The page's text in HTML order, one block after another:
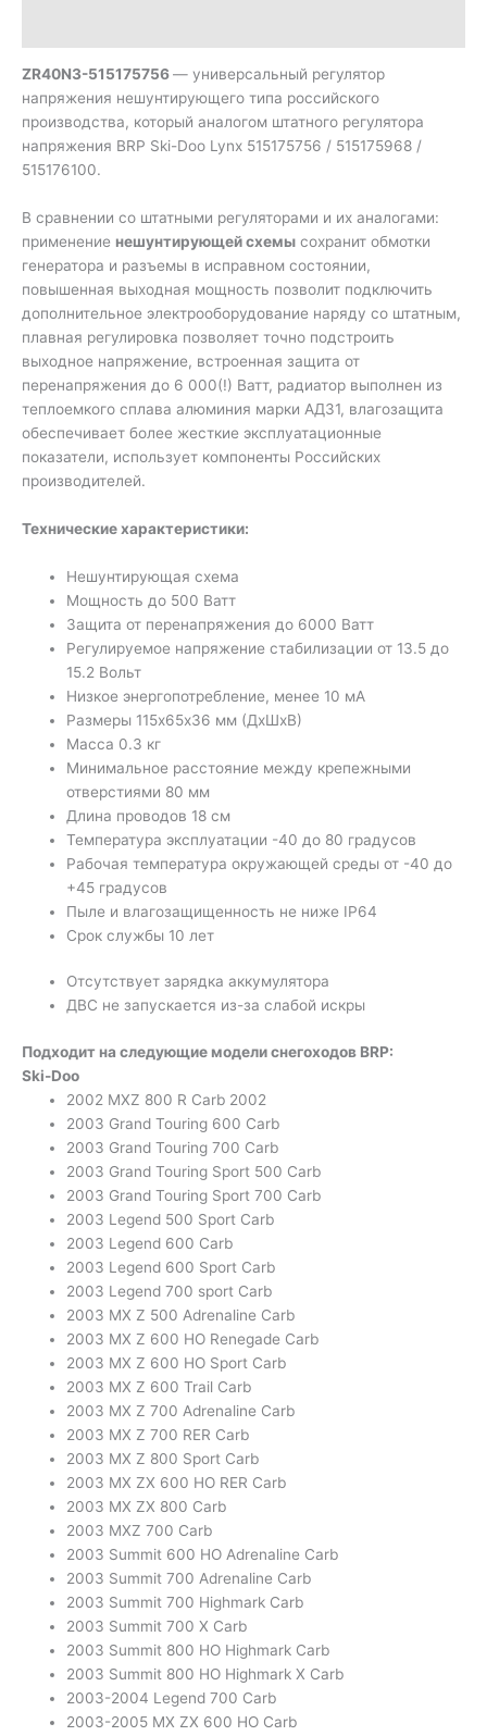
ZR40N3-515175756— универсальный регулятор
напряжения нешунтирующего типа российского
производства, который аналогом штатного регулятора
напряжения BRP Ski-Doo Lynx 515175756 / 515175968 /
515176100.
В сравнении со штатными регуляторами и их аналогами:
применение нешунтирующей схемы сохранит обмотки
генератора и разъемы в исправном состоянии,
повышенная выходная мощность позволит подключить
дополнительное электрооборудование наряду со штатным,
плавная регулировка позволяет точно подстроить
выходное напряжение, встроенная защита от
перенапряжения до 6 000(!) Ватт, радиатор выполнен из
теплоемкого сплава алюминия марки АД31, влагозащита
обеспечивает более жесткие эксплуатационные
показатели, использует компоненты Российских
производителей.
Технические характеристики:
Нешунтирующая схема
Мощность до 500 Ватт
Защита от перенапряжения до 6000 Ватт
Регулируемое напряжение стабилизации от 13.5 до
15.2 Вольт
Низкое энергопотребление, менее 10 мА
Размеры 115х65х36 мм (ДхШхВ)
Масса 0.3 кг
Минимальное расстояние между крепежными
отверстиями 80 мм
Длина проводов 18 см
Температура эксплуатации -40 до 80 градусов
Рабочая температура окружающей среды от -40 до
+45 градусов
Пыле и влагозащищенность не ниже IP64
Срок службы 10 лет
Отсутствует зарядка аккумулятора
ДВС не запускается из-за слабой искры
Подходит на следующие модели снегоходов BRP:
Ski-Doo
2002 MXZ 800 R Carb 2002
2003 Grand Touring 600 Carb
2003 Grand Touring 700 Carb
2003 Grand Touring Sport 500 Carb
2003 Grand Touring Sport 700 Carb
2003 Legend 500 Sport Carb
2003 Legend 600 Carb
2003 Legend 600 Sport Carb
2003 Legend 700 sport Carb
2003 MX Z 500 Adrenaline Carb
2003 MX Z 600 HO Renegade Carb
2003 MX Z 600 HO Sport Carb
2003 MX Z 600 Trail Carb
2003 MX Z 700 Adrenaline Carb
2003 MX Z 700 RER Carb
2003 MX Z 800 Sport Carb
2003 MX ZX 600 HO RER Carb
2003 MX ZX 800 Carb
2003 MXZ 700 Carb
2003 Summit 600 HO Adrenaline Carb
2003 Summit 700 Adrenaline Carb
2003 Summit 700 Highmark Carb
2003 Summit 700 X Carb
2003 Summit 800 HO Highmark Carb
2003 Summit 800 HO Highmark X Carb
2003-2004 Legend 700 Carb
2003-2005 MX ZX 600 HO Carb